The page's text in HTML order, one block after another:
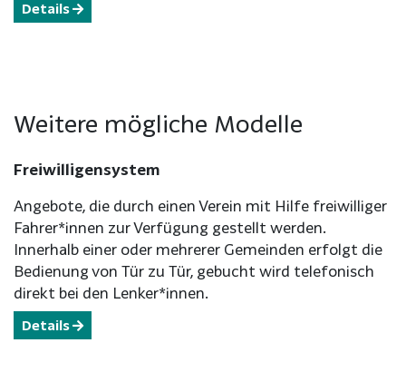
Details
Weitere mögliche Modelle
Freiwilligensystem
Angebote, die durch einen Verein mit Hilfe freiwilliger
Fahrer*innen zur Verfügung gestellt werden.
Innerhalb einer oder mehrerer Gemeinden erfolgt die
Bedienung von Tür zu Tür, gebucht wird telefonisch
direkt bei den Lenker*innen.
Details